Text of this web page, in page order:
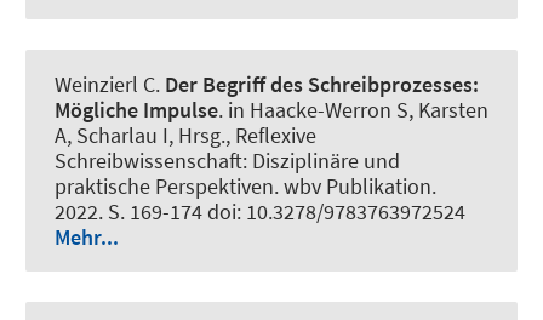
Weinzierl C. Der Begriff des Schreibprozesses:
Mögliche Impulse. in Haacke-Werron S, Karsten
A, Scharlau I, Hrsg., Reflexive
Schreibwissenschaft: Disziplinäre und
praktische Perspektiven. wbv Publikation.
2022. S. 169-174 doi: 10.3278/9783763972524
Mehr...